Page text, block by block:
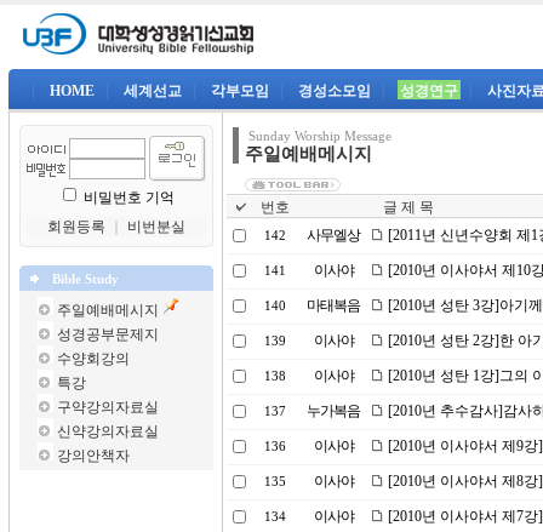
HOME 세계선교 각부모임 경성소모임 성경연구 사진자
비밀번호 기억
회원등록
비번분실
Bible Study
주일예배메시지
성경공부문제지
수양회강의
특강
구약강의자료실
신약강의자료실
강의안책자
Sunday Worship Message
주일예배메시지
번호 글 제 목
142 사무엘상 [2011년 신년수양회 제
141 이사야 [2010년 이사야서 제10
140 마태복음 [2010년 성탄 3강]아기
139 이사야 [2010년 성탄 2강]한 아
138 이사야 [2010년 성탄 1강]그의
137 누가복음 [2010년 추수감사]감사
136 이사야 [2010년 이사야서 제9
135 이사야 [2010년 이사야서 제8
134 이사야 [2010년 이사야서 제7